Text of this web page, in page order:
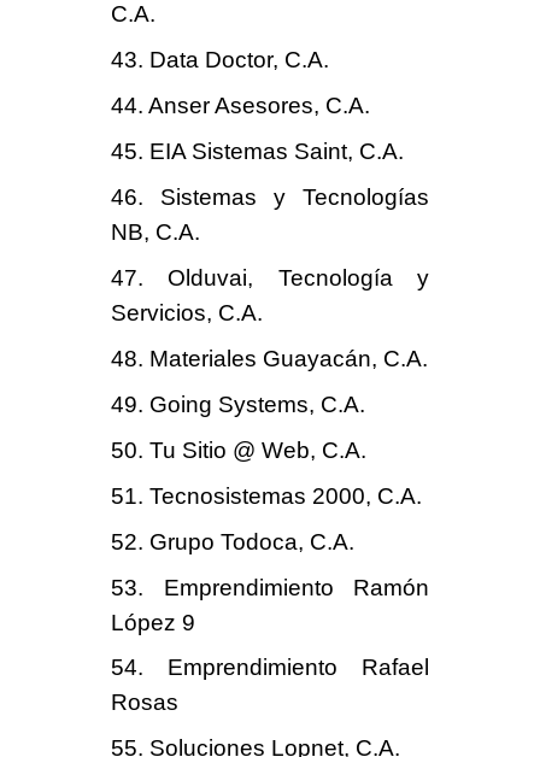
C.A.
43. Data Doctor, C.A.
44. Anser Asesores, C.A.
45. EIA Sistemas Saint, C.A.
46. Sistemas y Tecnologías
NB, C.A.
47. Olduvai, Tecnología y
Servicios, C.A.
48. Materiales Guayacán, C.A.
49. Going Systems, C.A.
50. Tu Sitio @ Web, C.A.
51. Tecnosistemas 2000, C.A.
52. Grupo Todoca, C.A.
53. Emprendimiento Ramón
López 9
54. Emprendimiento Rafael
Rosas
55. Soluciones Lopnet, C.A.